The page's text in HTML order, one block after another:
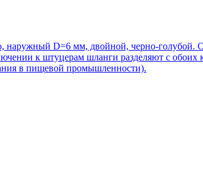
наружный D=6 мм, двойной, черно-
к штуцерам шланги разделяют с
в пищевой промышленности).